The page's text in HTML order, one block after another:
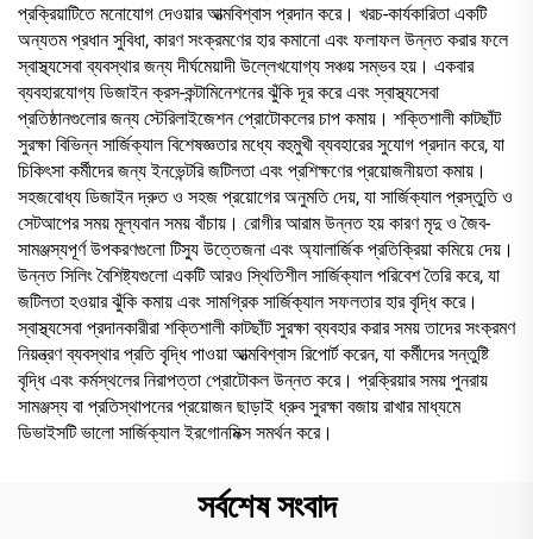
প্রক্রিয়াটিতে মনোযোগ দেওয়ার আত্মবিশ্বাস প্রদান করে। খরচ-কার্যকারিতা একটি
অন্যতম প্রধান সুবিধা, কারণ সংক্রমণের হার কমানো এবং ফলাফল উন্নত করার ফলে
স্বাস্থ্যসেবা ব্যবস্থার জন্য দীর্ঘমেয়াদী উল্লেখযোগ্য সঞ্চয় সম্ভব হয়। একবার
ব্যবহারযোগ্য ডিজাইন ক্রস-কন্টামিনেশনের ঝুঁকি দূর করে এবং স্বাস্থ্যসেবা
প্রতিষ্ঠানগুলোর জন্য স্টেরিলাইজেশন প্রোটোকলের চাপ কমায়। শক্তিশালী কাটছাঁট
সুরক্ষা বিভিন্ন সার্জিক্যাল বিশেষজ্ঞতার মধ্যে বহুমুখী ব্যবহারের সুযোগ প্রদান করে, যা
চিকিৎসা কর্মীদের জন্য ইনভেন্টরি জটিলতা এবং প্রশিক্ষণের প্রয়োজনীয়তা কমায়।
সহজবোধ্য ডিজাইন দ্রুত ও সহজ প্রয়োগের অনুমতি দেয়, যা সার্জিক্যাল প্রস্তুতি ও
সেটআপের সময় মূল্যবান সময় বাঁচায়। রোগীর আরাম উন্নত হয় কারণ মৃদু ও জৈব-
সামঞ্জস্যপূর্ণ উপকরণগুলো টিস্যু উত্তেজনা এবং অ্যালার্জিক প্রতিক্রিয়া কমিয়ে দেয়।
উন্নত সিলিং বৈশিষ্ট্যগুলো একটি আরও স্থিতিশীল সার্জিক্যাল পরিবেশ তৈরি করে, যা
জটিলতা হওয়ার ঝুঁকি কমায় এবং সামগ্রিক সার্জিক্যাল সফলতার হার বৃদ্ধি করে।
স্বাস্থ্যসেবা প্রদানকারীরা শক্তিশালী কাটছাঁট সুরক্ষা ব্যবহার করার সময় তাদের সংক্রমণ
নিয়ন্ত্রণ ব্যবস্থার প্রতি বৃদ্ধি পাওয়া আত্মবিশ্বাস রিপোর্ট করেন, যা কর্মীদের সন্তুষ্টি
বৃদ্ধি এবং কর্মস্থলের নিরাপত্তা প্রোটোকল উন্নত করে। প্রক্রিয়ার সময় পুনরায়
সামঞ্জস্য বা প্রতিস্থাপনের প্রয়োজন ছাড়াই ধ্রুব সুরক্ষা বজায় রাখার মাধ্যমে
ডিভাইসটি ভালো সার্জিক্যাল ইরগোনমিক্স সমর্থন করে।
সর্বশেষ সংবাদ